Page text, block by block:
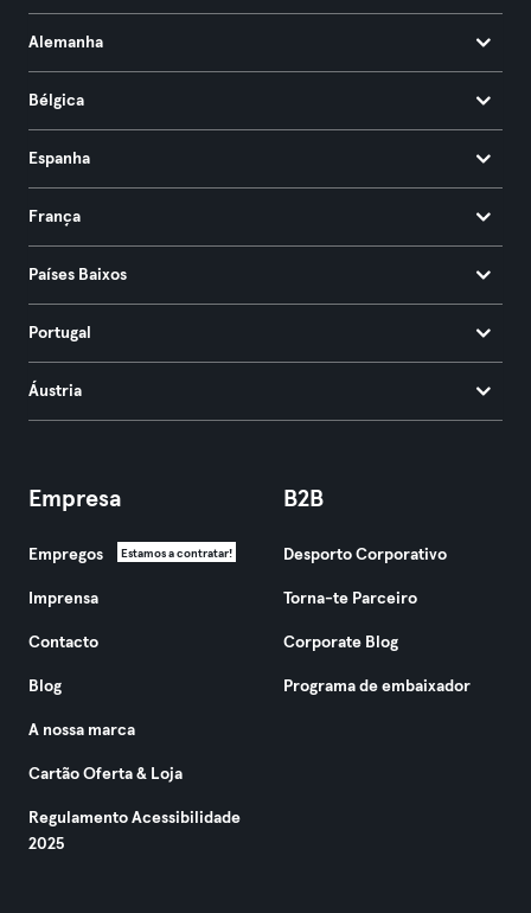
Alemanha
Bélgica
Espanha
França
Países Baixos
Portugal
Áustria
Empresa
Empregos Estamos a contratar!
Imprensa
Contacto
Blog
A nossa marca
Cartão Oferta & Loja
Regulamento Acessibilidade
2025
B2B
Desporto Corporativo
Torna-te Parceiro
Corporate Blog
Programa de embaixador